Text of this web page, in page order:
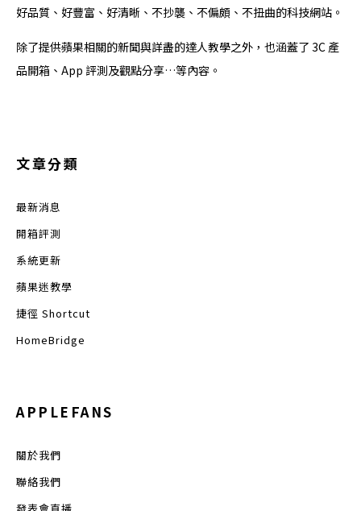
好品質、好豐富、好清晰、不抄襲、不偏頗、不扭曲的科技網站。
除了提供蘋果相關的新聞與詳盡的達人教學之外，也涵蓋了 3C 產
品開箱、App 評測及觀點分享…等內容。
文章分類
最新消息
開箱評測
系統更新
蘋果迷教學
捷徑 Shortcut
HomeBridge
APPLEFANS
關於我們
聯絡我們